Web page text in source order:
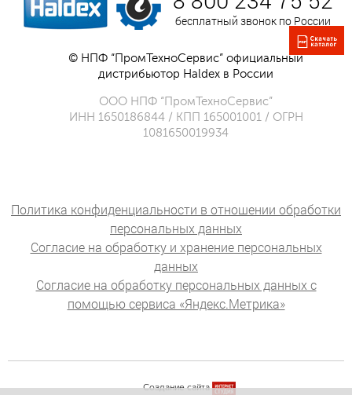
бесплатный звонок по России
© НПФ “ПромТехноСервис” официальный
дистрибьютор Haldex в России
ООО НПФ “ПромТехноСервис”
ИНН 1650186844 / КПП 165001001 / ОГРН
1081650019934
Политика конфиденциальности в отношении обработки
персональных данных
Согласие на обработку и хранение персональных
данных
Согласие на обработку персональных данных с
помощью сервиса «Яндекс.Метрика»
Создание сайта